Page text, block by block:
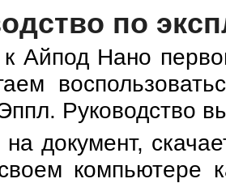
по
Айпод Нано
Руководство
на документ,
компьютере